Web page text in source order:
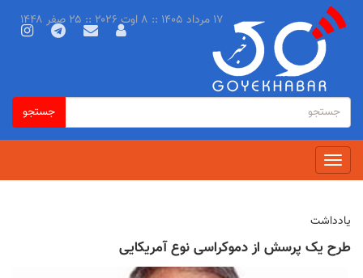
فرم
جستجو
جستجو
جستجو
Toggle
navigation
۱۷ مرداد ۱۴۰۵ :: ۸ اوت ۲۰۲۶ :: ۲۵ صفر ۱۴۴۸
یادداشت
طرح یک پرسش از دموکراسی نوع آمریکایی